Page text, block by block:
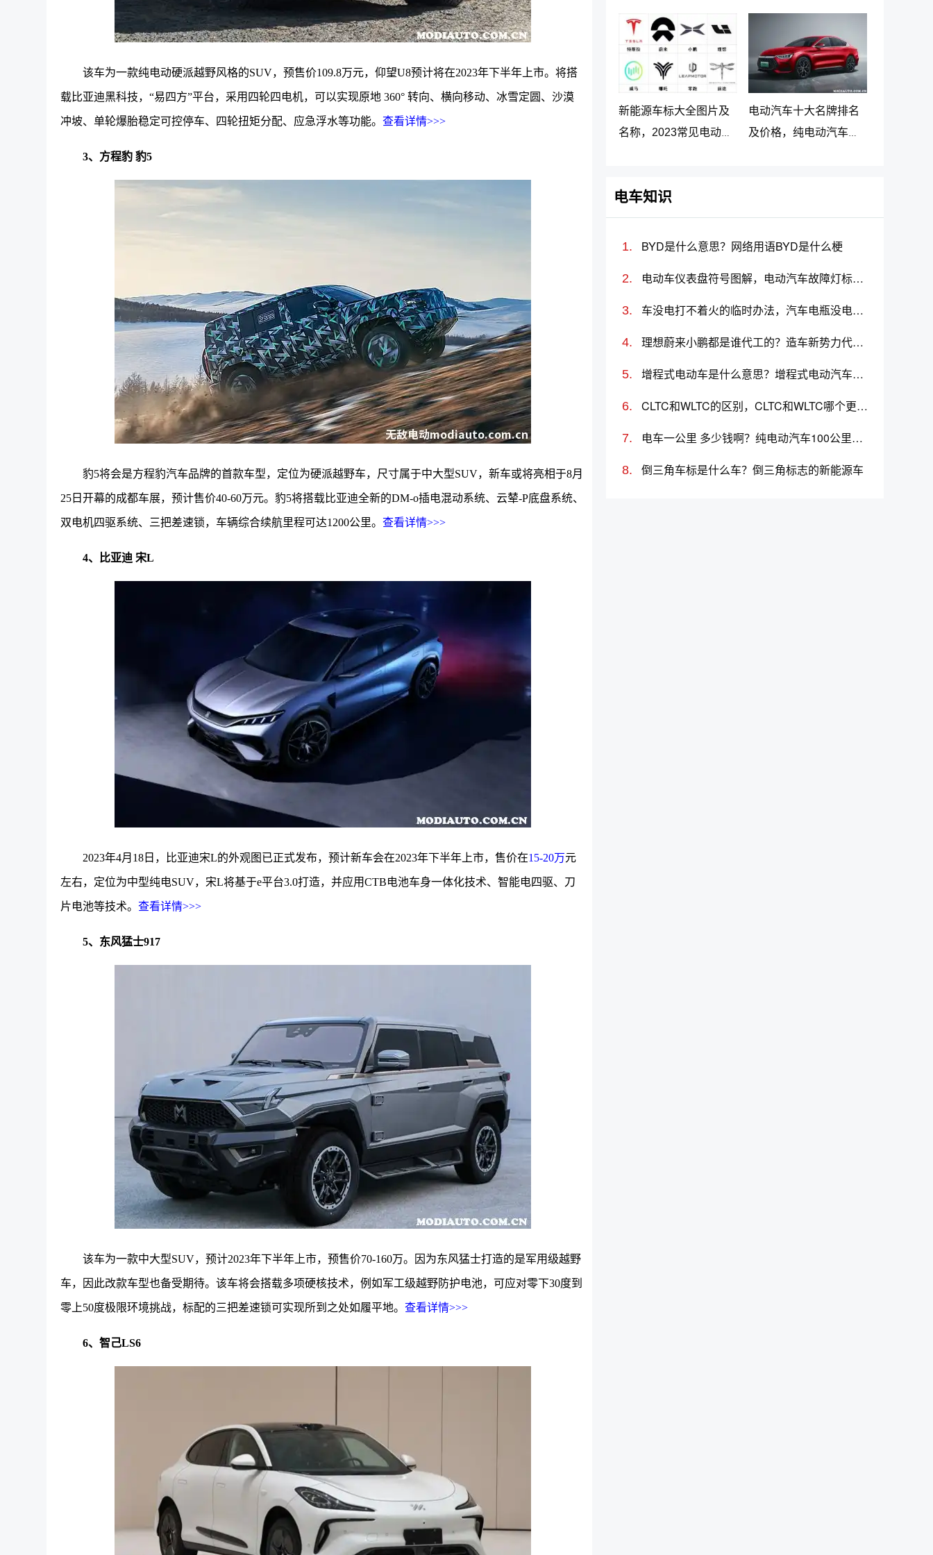
该车为一款纯电动硬派越野风格的SUV，预售价109.8万元，仰望U8预计将在2023年下半年上市。将搭
载比亚迪黑科技，“易四方”平台，采用四轮四电机，可以实现原地 360° 转向、横向移动、冰雪定圆、沙漠
冲坡、单轮爆胎稳定可控停车、四轮扭矩分配、应急浮水等功能。查看详情>>>
3、方程豹 豹5
豹5将会是方程豹汽车品牌的首款车型，定位为硬派越野车，尺寸属于中大型SUV，新车或将亮相于8月
25日开幕的成都车展，预计售价40-60万元。豹5将搭载比亚迪全新的DM-o插电混动系统、云辇-P底盘系统、
双电机四驱系统、三把差速锁，车辆综合续航里程可达1200公里。查看详情>>>
4、比亚迪 宋L
2023年4月18日 ，比亚迪宋L的外观图已正式发布，预计新车会在2023年下半年上市，售价在15-20万元
左右，定位为中型纯电SUV，宋L将基于e平台3.0打造，并应用CTB电池车身一体化技术、智能电四驱、刀
片电池等技术。查看详情>>>
5、东风猛士917
该车为一款中大型SUV，预计2023年下半年上市，预售价70-160万。因为东风猛士打造的是军用级越野
车，因此改款车型也备受期待。该车将会搭载多项硬核技术，例如军工级越野防护电池，可应对零下30度到
零上50度极限环境挑战，标配的三把差速锁可实现所到之处如履平地。查看详情>>>
6、智己LS6
大名牌排名及价格
新能源车标大全图片及
名称，2023常见电动汽
电动汽车十大名牌排名
及价格，纯电动汽车排
电车知识
BYD是什么意思？网络用语BYD是什么梗
电动车仪表盘符号图解，电动汽车故障灯标志图解大全
车没电打不着火的临时办法，汽车电瓶没电怎么搭线(图解)
理想蔚来小鹏都是谁代工的？造车新势力代工厂分别是哪些
增程式电动车是什么意思？增程式电动汽车优缺点
CLTC和WLTC的区别，CLTC和WLTC哪个更准确
电车一公里 多少钱啊？纯电动汽车100公里多少度电
倒三角车标是什么车？倒三角标志的新能源车